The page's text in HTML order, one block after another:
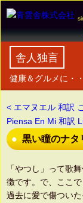
舎人独言
健康＆グルメに・
< エマヌエル 和訳
Piensa En Mi 和訳
黒い瞳のナ
「やつし」って歌
徴です。で、ここで
過去に愛で傷つい